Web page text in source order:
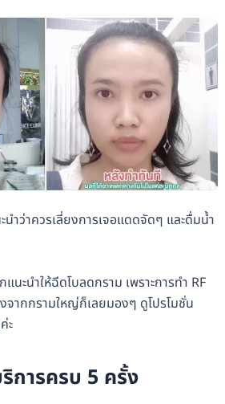
ำว่าควรเลี่ยงการเจอแดดจัดๆ และดื่มน้ำ
นะนำให้ฉีดโบลดกราม เพราะการทำ RF
งจากกรามใหญ่ก็เลยมองๆ ดูโปรโมชั่น
ะ
การครบ 5 ครั้ง